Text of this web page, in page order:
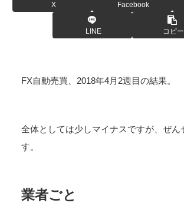
X Facebook
LINE コピー
FX自動売買、2018年4月2週目の結果。
全体としては少しマイナスですが、ぜん
す。
業者ごと